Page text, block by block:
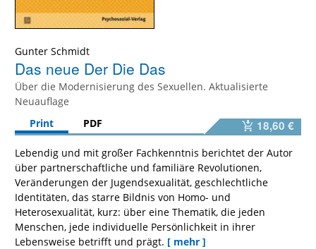
Gunter Schmidt
Das neue Der Die Das
Über die Modernisierung des Sexuellen. Aktualisierte
Neuauflage
Print
PDF 18,60 €
Lebendig und mit großer Fachkenntnis berichtet der Autor
über partnerschaftliche und familiäre Revolutionen,
Veränderungen der Jugendsexualität, geschlechtliche
Identitäten, das starre Bildnis von Homo- und
Heterosexualität, kurz: über eine Thematik, die jeden
Menschen, jede individuelle Persönlichkeit in ihrer
Lebensweise betrifft und prägt. [ mehr ]